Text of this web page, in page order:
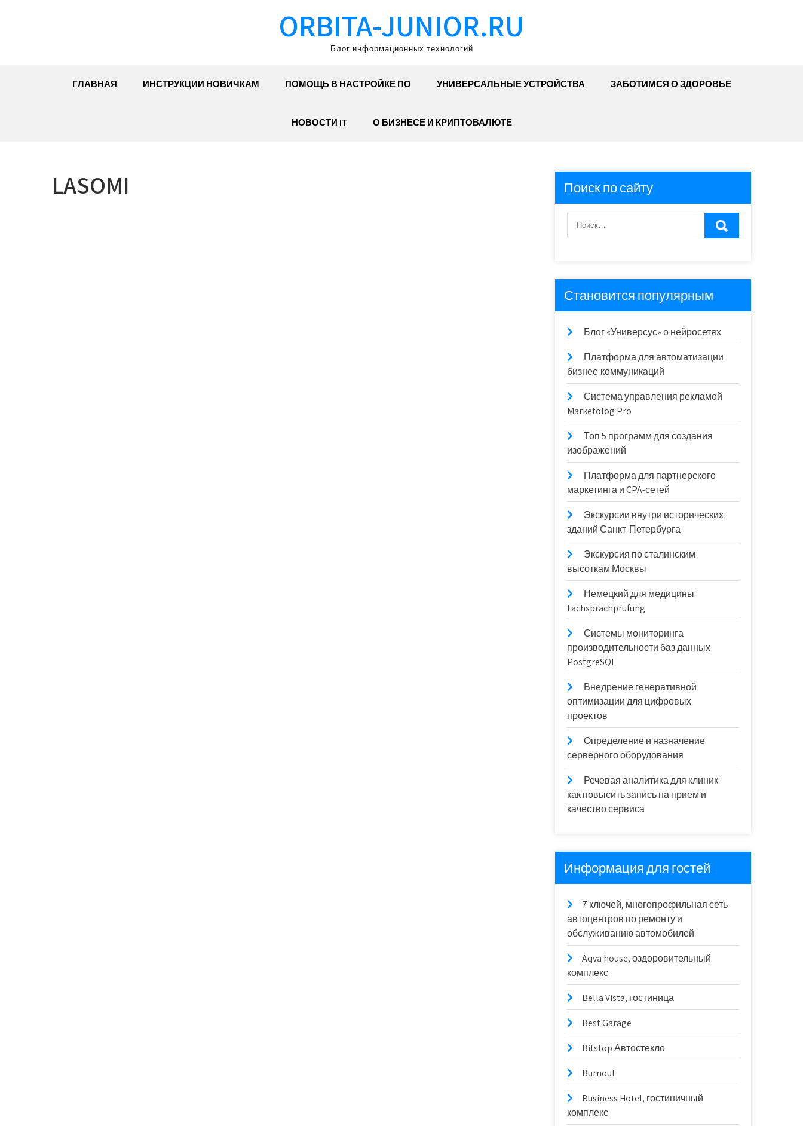
ORBITA-JUNIOR.RU
Блог информационных технологий
ГЛАВНАЯ ИНСТРУКЦИИ НОВИЧКАМ ПОМОЩЬ В НАСТРОЙКЕ ПО УНИВЕРСАЛЬНЫЕ УСТРОЙСТВА ЗАБОТИМСЯ О ЗДОРОВЬЕ
НОВОСТИ IT О БИЗНЕСЕ И КРИПТОВАЛЮТЕ
LASOMI Поиск по сайту
Становится популярным
Блог «Универсус» о нейросетях
Платформа для автоматизации
бизнес-коммуникаций
Система управления рекламой
Marketolog Pro
Топ 5 программ для создания
изображений
Платформа для партнерского
маркетинга и CPA-сетей
Экскурсии внутри исторических
зданий Санкт-Петербурга
Экскурсия по сталинским
высоткам Москвы
Немецкий для медицины:
Fachsprachprüfung
Системы мониторинга
производительности баз данных
PostgreSQL
Внедрение генеративной
оптимизации для цифровых
проектов
Определение и назначение
серверного оборудования
Речевая аналитика для клиник:
как повысить запись на прием и
качество сервиса
Информация для гостей
7 ключей, многопрофильная сеть
автоцентров по ремонту и
обслуживанию автомобилей
Aqva house, оздоровительный
комплекс
Bella Vista, гостиница
Best Garage
Bitstop Автостекло
Burnout
Business Hotel, гостиничный
комплекс